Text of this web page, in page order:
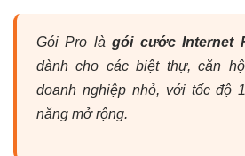
Gói Pro làgói cước Internet
dành cho các biệt thự, căn
doanh nghiệp nhỏ, với tốc độ
năng mở rộng.